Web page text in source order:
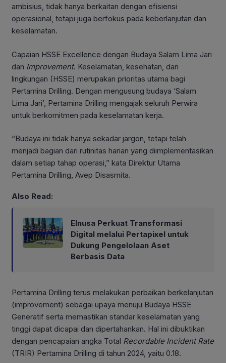
ambisius, tidak hanya berkaitan dengan efisiensi
operasional, tetapi juga berfokus pada keberlanjutan dan
keselamatan.
Capaian HSSE Excellence dengan Budaya Salam Lima Jari
dan Improvement. Keselamatan, kesehatan, dan
lingkungan (HSSE) merupakan prioritas utama bagi
Pertamina Drilling. Dengan mengusung budaya ‘Salam
Lima Jari’, Pertamina Drilling mengajak seluruh Perwira
untuk berkomitmen pada keselamatan kerja.
“Budaya ini tidak hanya sekadar jargon, tetapi telah
menjadi bagian dari rutinitas harian yang diimplementasikan
dalam setiap tahap operasi,” kata Direktur Utama
Pertamina Drilling, Avep Disasmita.
Also Read:
Elnusa Perkuat Transformasi
Digital melalui Pertapixel untuk
Dukung Pengelolaan Aset
Berbasis Data
Pertamina Drilling terus melakukan perbaikan berkelanjutan
(improvement) sebagai upaya menuju Budaya HSSE
Generatif serta memastikan standar keselamatan yang
tinggi dapat dicapai dan dipertahankan. Hal ini dibuktikan
dengan pencapaian angka Total Recordable Incident Rate
(TRIR) Pertamina Drilling di tahun 2024, yaitu 0.18.